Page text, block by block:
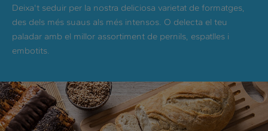
Deixa't seduir per la nostra deliciosa varietat de formatges,
des dels més suaus als més intensos. O delecta el teu
paladar amb el millor assortiment de pernils, espatlles i
embotits.